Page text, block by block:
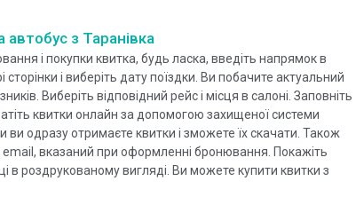
автобус з Таранівка
і покупки квитка, будь ласка, введіть напрямок в
і виберіть дату поїздки. Ви побачите актуальний
Виберіть відповідний рейс і місця в салоні. Заповніть
квитки онлайн за допомогою захищеної системи
ви одразу отримаєте квитки і зможете їх скачати. Також
вказаний при оформленні бронювання. Покажіть
в роздрукованому вигляді. Ви можете купити квитки з